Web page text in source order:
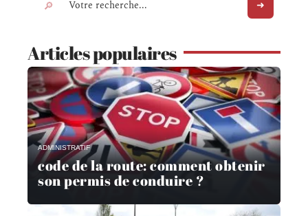
Articles populaires
ADMINISTRATIF
code de la route: comment obtenir
son permis de conduire ?